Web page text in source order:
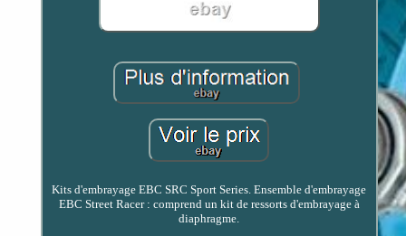
Kits d'embrayage EBC SRC Sport Series. Ensemble d'embrayage
EBC Street Racer : comprend un kit de ressorts d'embrayage à
diaphragme.